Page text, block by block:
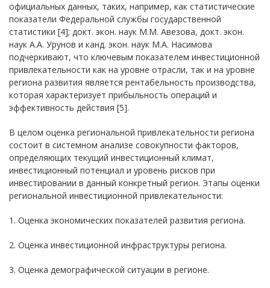
официальных данных, таких, например, как статистические
показатели Федеральной службы государственной
статистики [4]; докт. экон. наук М.М. Авезова, докт. экон.
наук А.А. Урунов и канд. экон. наук М.А. Насимова
подчеркивают, что ключевым показателем инвестиционной
привлекательности как на уровне отрасли, так и на уровне
региона развития является рентабельность производства,
которая характеризует прибыльность операций и
эффективность действия [5].
В целом оценка региональной привлекательности региона
состоит в системном анализе совокупности факторов,
определяющих текущий инвестиционный климат,
инвестиционный потенциал и уровень рисков при
инвестировании в данный конкретный регион. Этапы оценки
региональной инвестиционной привлекательности:
1. Оценка экономических показателей развития региона.
2. Оценка инвестиционной инфраструктуры региона.
3. Оценка демографической ситуации в регионе.